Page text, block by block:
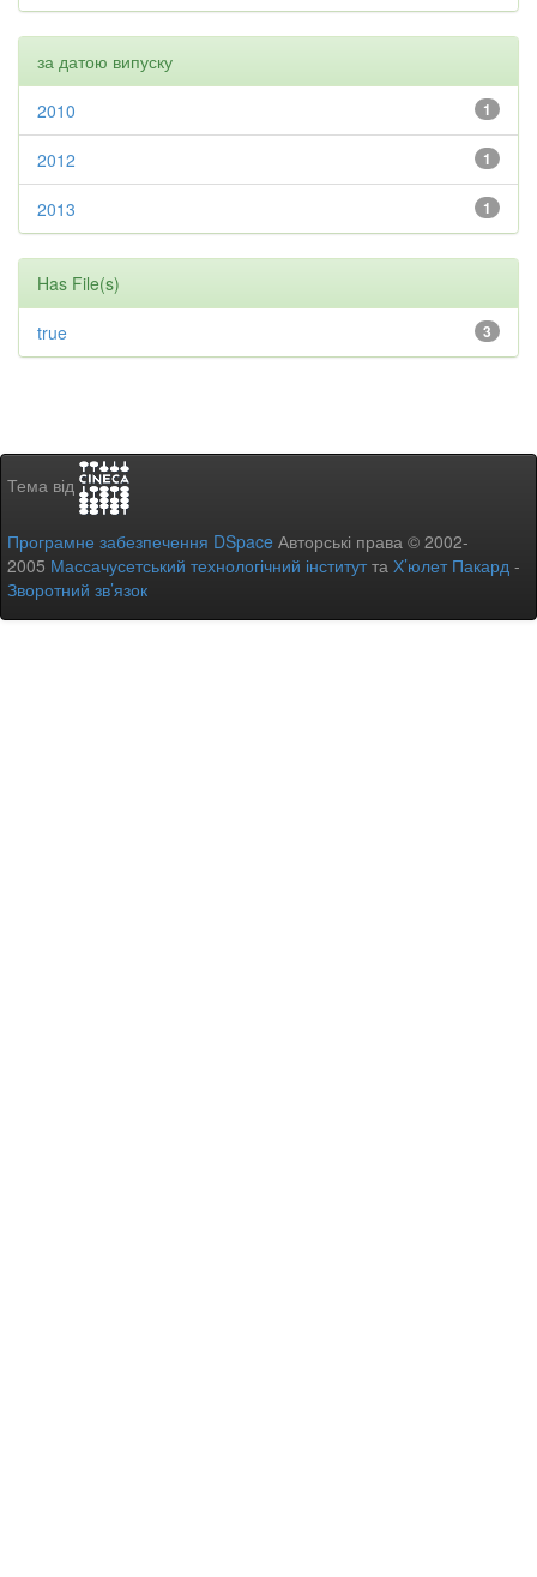
за датою випуску
1
2010
1
2012
1
2013
Has File(s)
3
true
Тема від
Програмне забезпечення DSpace Авторські права © 2002-
2005 Массачусетський технологічний інститутта Х’юлет Пакард -
Зворотний зв’язок